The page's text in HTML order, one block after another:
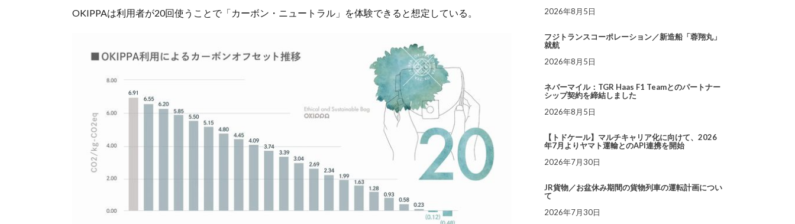
OKIPPAは利用者が20回使うことで「カーボン・ニュートラル」を体験できると想定している。
2026年8月5日
フジトランスコーポレーション／新造船「蓉翔丸」
就航
2026年8月5日
ネバーマイル：TGR Haas F1 Teamとのパートナー
シップ契約を締結しました
2026年8月5日
【トドケール】マルチキャリア化に向けて、2026
年7月よりヤマト運輸とのAPI連携を開始
2026年7月30日
JR貨物／お盆休み期間の貨物列車の運転計画につい
て
2026年7月30日